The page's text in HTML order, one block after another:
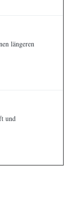
längeren
und